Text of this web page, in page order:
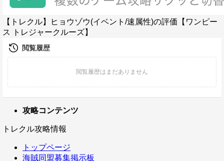
【トレクル】ヒョウゾウ(イベント/速属性)の評価【ワンピー
ス トレジャークルーズ】
攻略コンテンツ
トレクル攻略情報
トップページ
海賊同盟募集掲示板